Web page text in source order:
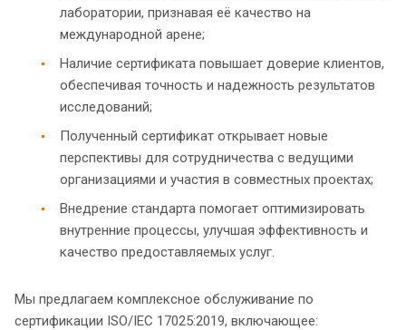
лаборатории, признавая её качество на
международной арене;
Наличие сертификата повышает доверие клиентов,
обеспечивая точность и надежность результатов
исследований;
Полученный сертификат открывает новые
перспективы для сотрудничества с ведущими
организациями и участия в совместных проектах;
Внедрение стандарта помогает оптимизировать
внутренние процессы, улучшая эффективность и
качество предоставляемых услуг.
Мы предлагаем комплексное обслуживание по
сертификации ISO/IEC 17025:2019, включающее: